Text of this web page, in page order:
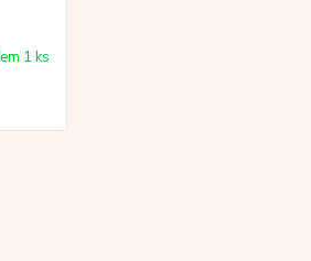
1 ks